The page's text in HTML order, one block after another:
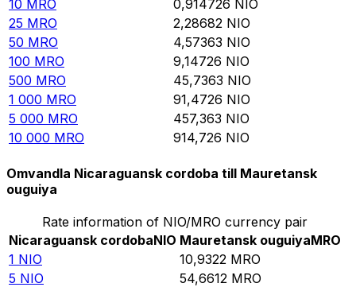
10 MRO 0,914726 NIO
25 MRO 2,28682 NIO
50 MRO 4,57363 NIO
100 MRO 9,14726 NIO
500 MRO 45,7363 NIO
1 000 MRO 91,4726 NIO
5 000 MRO 457,363 NIO
10 000 MRO 914,726 NIO
Omvandla Nicaraguansk cordoba till Mauretansk
ouguiya
Rate information of NIO/MRO currency pair
Nicaraguansk cordobaNIO Mauretansk ouguiyaMRO
1 NIO 10,9322 MRO
5 NIO 54,6612 MRO